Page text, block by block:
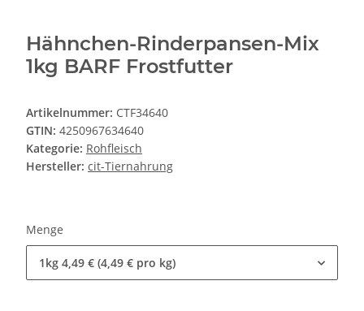
Hähnchen-Rinderpansen-Mix
1kg BARF Frostfutter
Artikelnummer: CTF34640
GTIN: 4250967634640
Kategorie: Rohfleisch
Hersteller: cit-Tiernahrung
Menge
1kg 4,49 € (4,49 € pro kg)